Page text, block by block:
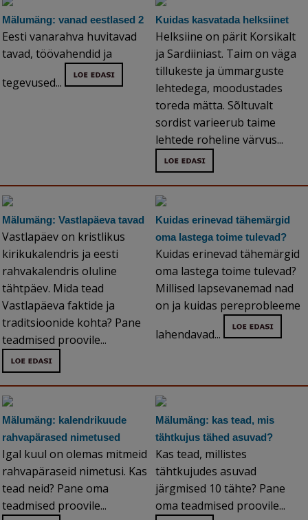
Mälumäng: vanad eestlased 2
Eesti vanarahva huvitavad
tavad, töövahendid ja
tegevused...
Kuidas kasvatada helksiinet
Helksiine on pärit Korsikalt
ja Sardiiniast. Taim on väga
tillukeste ja ümmarguste
lehtedega, moodustades
toreda mätta. Sõltuvalt
sordist varieerub taime
lehtede roheline värvus...
Mälumäng: Vastlapäeva tavad
Vastlapäev on kristlikus
kirikukalendris ja eesti
rahvakalendris oluline
tähtpäev. Mida tead
Vastlapäeva faktide ja
traditsioonide kohta? Pane
teadmised proovile...
Kuidas erinevad tähemärgid
oma lastega toime tulevad?
Kuidas erinevad tähemärgid
oma lastega toime tulevad?
Millised lapsevanemad nad
on ja kuidas pereprobleeme
lahendavad...
Mälumäng: kalendrikuude
rahvapärased nimetused
Igal kuul on olemas mitmeid
rahvapäraseid nimetusi. Kas
tead neid? Pane oma
teadmised proovile...
Mälumäng: kas tead, mis
tähtkujus tähed asuvad?
Kas tead, millistes
tähtkujudes asuvad
järgmised 10 tähte? Pane
oma teadmised proovile...